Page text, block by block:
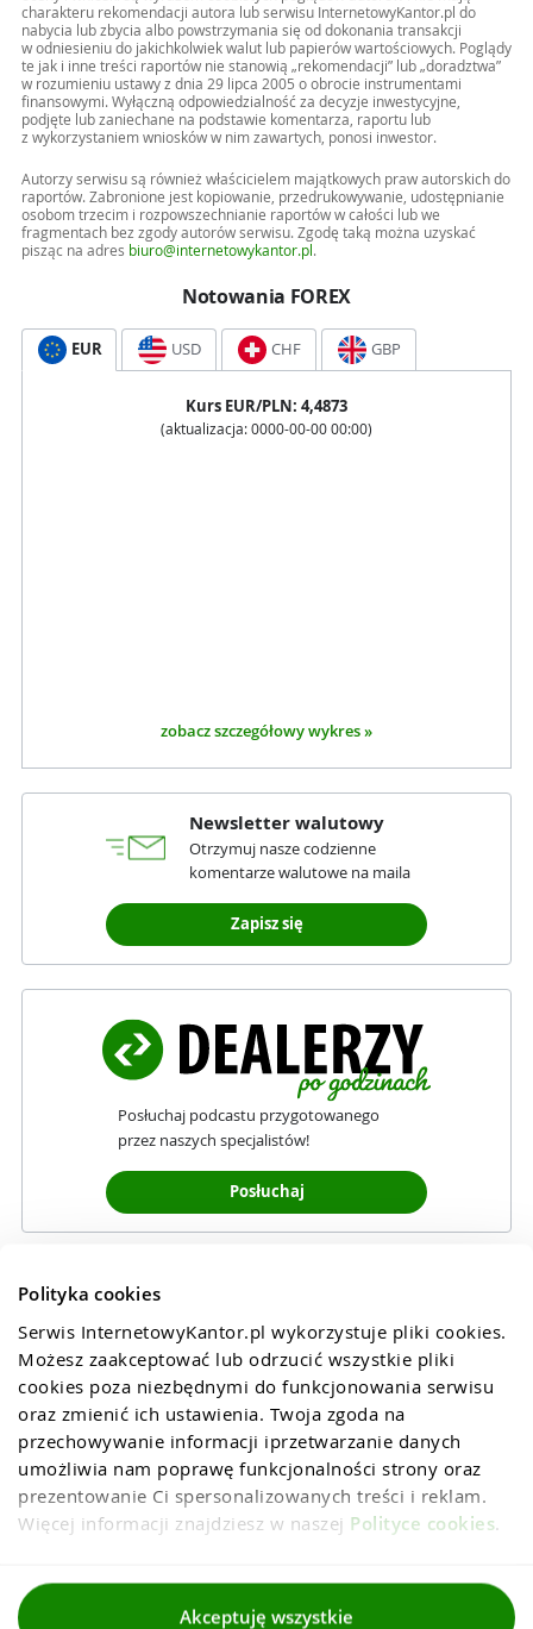
Polityka cookies
Serwis InternetowyKantor.pl wykorzystuje pliki cookies.
Możesz zaakceptować lub odrzucić wszystkie pliki
cookies poza niezbędnymi do funkcjonowania serwisu
oraz zmienić ich ustawienia. Twoja zgoda na
przechowywanie informacji iprzetwarzanie danych
umożliwia nam poprawę funkcjonalności strony oraz
prezentowanie Ci spersonalizowanych treści i reklam.
Więcej informacji znajdziesz w naszej Polityce cookies.
Akceptuję wszystkie
charakteru rekomendacji autora lub serwisu InternetowyKantor.pl do
nabycia lub zbycia albo powstrzymania się od dokonania transakcji
w odniesieniu do jakichkolwiek walut lub papierów wartościowych. Poglądy
te jak i inne treści raportów nie stanowią „rekomendacji” lub „doradztwa”
w rozumieniu ustawy z dnia 29 lipca 2005 o obrocie instrumentami
finansowymi. Wyłączną odpowiedzialność za decyzje inwestycyjne,
podjęte lub zaniechane na podstawie komentarza, raportu lub
z wykorzystaniem wniosków w nim zawartych, ponosi inwestor.
Autorzy serwisu są również właścicielem majątkowych praw autorskich do
raportów. Zabronione jest kopiowanie, przedrukowywanie, udostępnianie
osobom trzecim i rozpowszechnianie raportów w całości lub we
fragmentach bez zgody autorów serwisu. Zgodę taką można uzyskać
pisząc na adres biuro@internetowykantor.pl .
Notowania FOREX
EUR USD CHF GBP
Kurs EUR/PLN: 4,4873
(aktualizacja: 0000-00-00 00:00)
zobacz szczegółowy wykres »
Newsletter walutowy
Otrzymuj nasze codzienne
komentarze walutowe na maila
Zapisz się
Posłuchaj podcastu przygotowanego
przez naszych specjalistów!
Posłuchaj
Regulaminy